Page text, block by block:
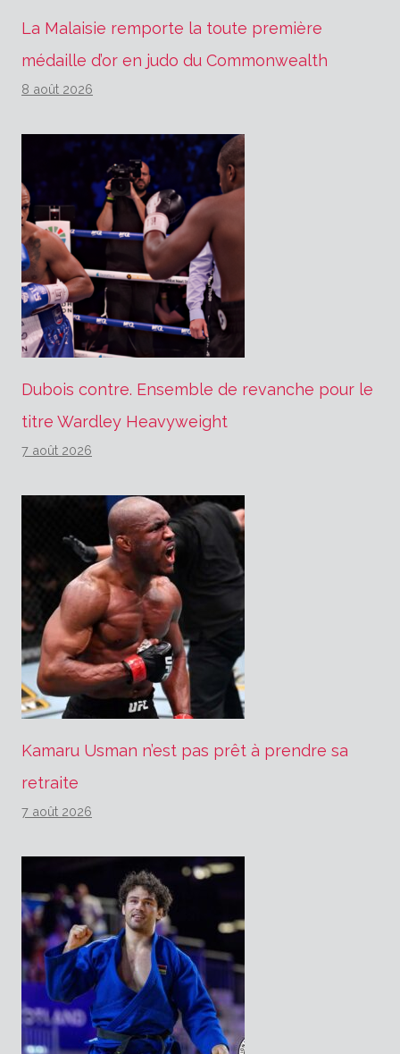
La Malaisie remporte la toute première
médaille d’or en judo du Commonwealth
8 août 2026
Dubois contre. Ensemble de revanche pour le
titre Wardley Heavyweight
7 août 2026
Kamaru Usman n’est pas prêt à prendre sa
retraite
7 août 2026